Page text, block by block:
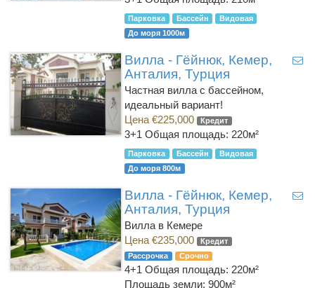
Парковка Бассейн
Видовая
До моря 1000м
Вилла - Гёйнюк, Кемер,
Анталия, Турция
Частная вилла с бассейном,
идеальный вариант!
Цена €225,000
Кредит
3+1 Общая площадь: 220м²
Парковка Бассейн
Видовая
До моря 800м
Вилла - Гёйнюк, Кемер,
Анталия, Турция
Вилла в Кемере
Цена €235,000
Кредит
Рассрочка
Срочно
4+1 Общая площадь: 220м²
Площадь земли: 900м²